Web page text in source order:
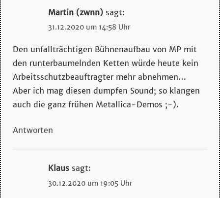
Martin (zwnn) sagt:
31.12.2020 um 14:58 Uhr
Den unfallträchtigen Bühnenaufbau von MP mit
den runterbaumelnden Ketten würde heute kein
Arbeitsschutzbeauftragter mehr abnehmen…
Aber ich mag diesen dumpfen Sound; so klangen
auch die ganz frühen Metallica-Demos ;-).
Antworten
Klaus sagt:
30.12.2020 um 19:05 Uhr